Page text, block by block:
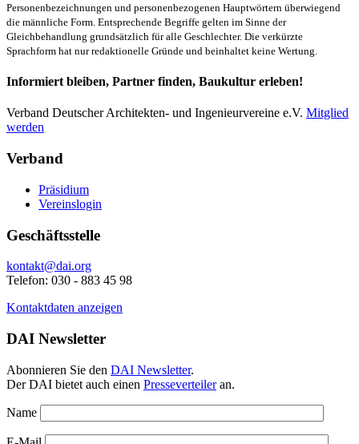
Personenbezeichnungen und personenbezogenen Hauptwörtern überwiegend
die männliche Form. Entsprechende Begriffe gelten im Sinne der
Gleichbehandlung grundsätzlich für alle Geschlechter. Die verkürzte
Sprachform hat nur redaktionelle Gründe und beinhaltet keine Wertung.
Informiert bleiben, Partner finden, Baukultur erleben!
Verband Deutscher Architekten- und Ingenieurvereine e.V. Mitglied
werden
Verband
Präsidium
Vereinslogin
Geschäftsstelle
kontakt@dai.org
Telefon: 030 - 883 45 98
Kontaktdaten anzeigen
DAI Newsletter
Abonnieren Sie den DAI Newsletter.
Der DAI bietet auch einen Presseverteileran.
Name